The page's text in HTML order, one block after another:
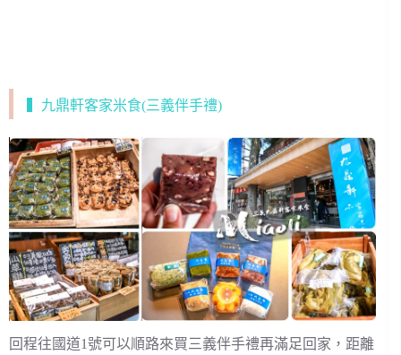
▍九鼎軒客家米食(三義伴手禮)
回程往國道1號可以順路來買三義伴手禮再滿足回家，距離